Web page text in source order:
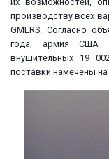
производству всех
GMLRS. Согласно
года, армия США
внушительных 19
поставки намечены